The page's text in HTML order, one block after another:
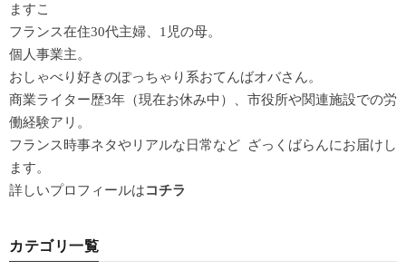
ますこ
フランス在住30代主婦、1児の母。
個人事業主。
おしゃべり好きのぽっちゃり系おてんばオバさん。
商業ライター歴3年（現在お休み中）、市役所や関連施設での労
働経験アリ。
フランス時事ネタやリアルな日常など ざっくばらんにお届けし
ます。
詳しいプロフィールはコチラ
カテゴリ一覧